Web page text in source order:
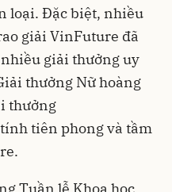
loại. Đặc biệt, nhiều
giải VinFuture đã
giải thưởng uy
thưởng Nữ hoàng
thưởng
tiên phong và tầm
Tuần lễ Khoa học